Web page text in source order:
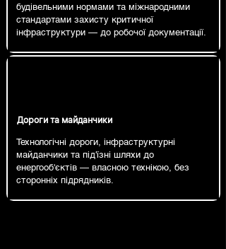
будівельними нормами та міжнародними
стандартами захисту критичної
інфраструктури — до робочої документації.
Дороги та майданчики
Технологічні дороги, інфраструктурні
майданчики та під'їзні шляхи до
енергооб'єктів — власною технікою, без
сторонніх підрядників.